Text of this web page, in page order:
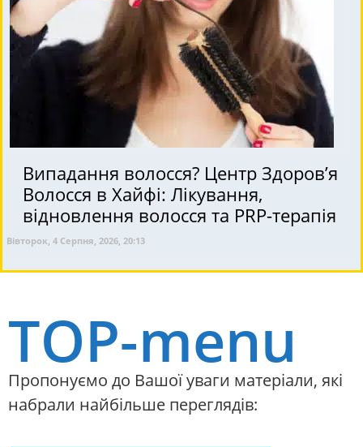
Випадання волосся? Центр Здоров’я
Волосся в Хайфі: Лікування,
відновлення волосся та PRP-терапія
Вівторок, 4 Серпня, 2026, 20:13
TOP-menu
Пропонуємо до Вашої уваги матеріали, які
набрали найбільше переглядів: